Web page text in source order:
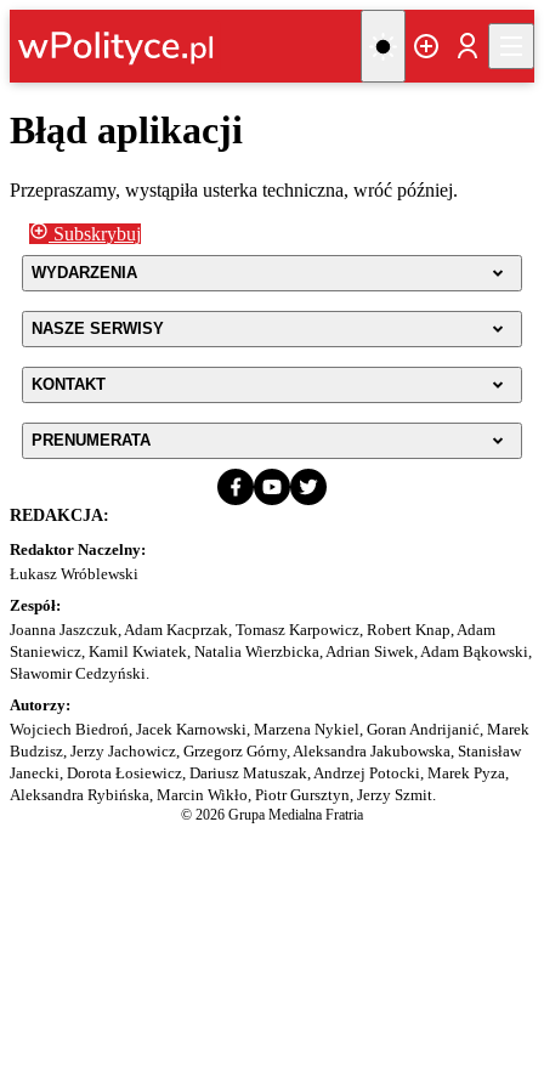
Błąd aplikacji
Przepraszamy, wystąpiła usterka techniczna, wróć później.
Subskrybuj
WYDARZENIA
NASZE SERWISY
KONTAKT
PRENUMERATA
REDAKCJA:
Redaktor Naczelny:
Łukasz Wróblewski
Zespół:
Joanna Jaszczuk, Adam Kacprzak, Tomasz Karpowicz, Robert Knap, Adam
Staniewicz, Kamil Kwiatek, Natalia Wierzbicka, Adrian Siwek, Adam Bąkowski,
Sławomir Cedzyński.
Autorzy:
Wojciech Biedroń, Jacek Karnowski, Marzena Nykiel, Goran Andrijanić, Marek
Budzisz, Jerzy Jachowicz, Grzegorz Górny, Aleksandra Jakubowska, Stanisław
Janecki, Dorota Łosiewicz, Dariusz Matuszak, Andrzej Potocki, Marek Pyza,
Aleksandra Rybińska, Marcin Wikło, Piotr Gursztyn, Jerzy Szmit.
© 2026 Grupa Medialna Fratria